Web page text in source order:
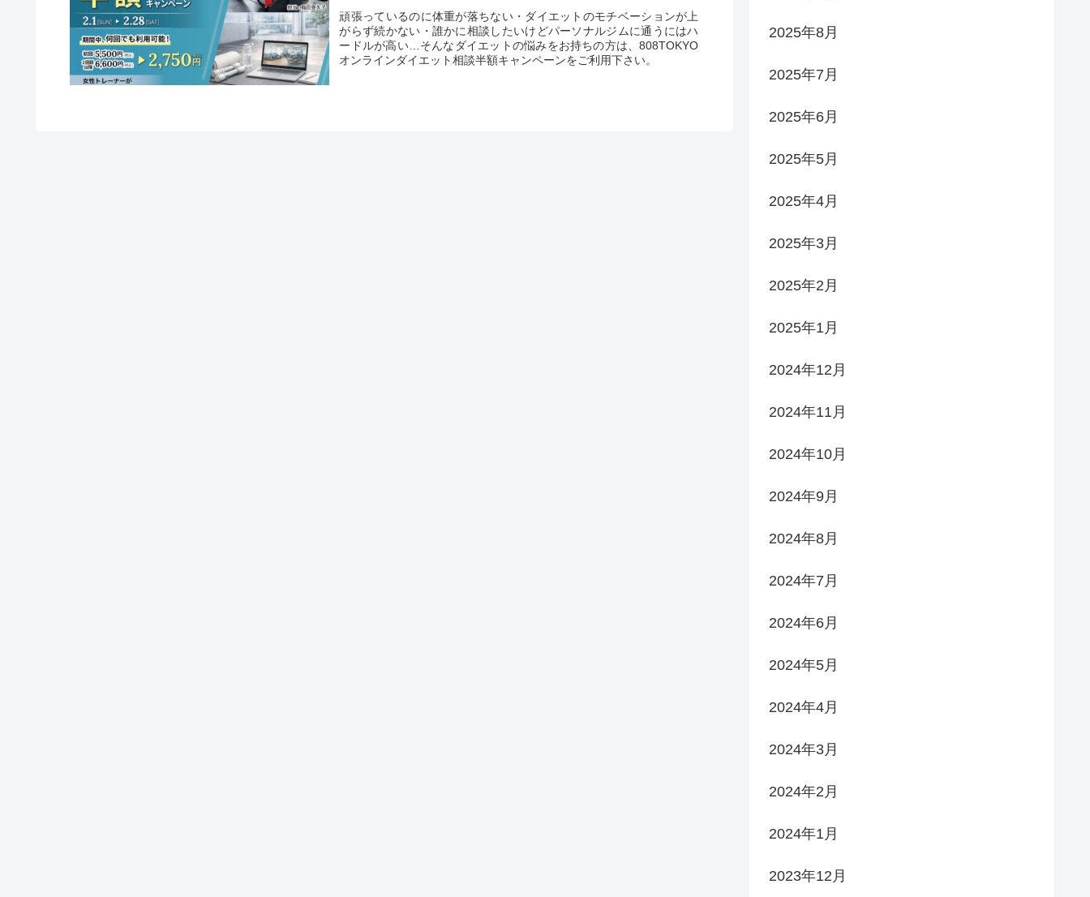
頑張っているのに体重が落ちない・ダイエットのモチベーションが上
がらず続かない・誰かに相談したいけどパーソナルジムに通うにはハ
ードルが高い…そんなダイエットの悩みをお持ちの方は、808TOKYO
オンラインダイエット相談半額キャンペーンをご利用下さい。
2025年8月
2025年7月
2025年6月
2025年5月
2025年4月
2025年3月
2025年2月
2025年1月
2024年12月
2024年11月
2024年10月
2024年9月
2024年8月
2024年7月
2024年6月
2024年5月
2024年4月
2024年3月
2024年2月
2024年1月
2023年12月